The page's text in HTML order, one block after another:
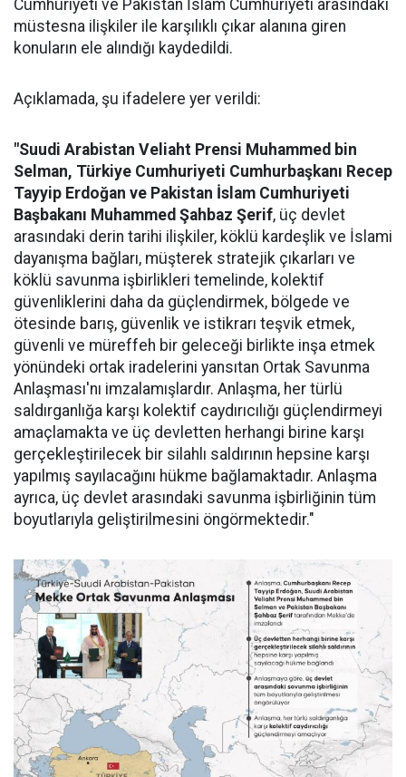
Cumhuriyeti ve Pakistan İslam Cumhuriyeti arasındaki
müstesna ilişkiler ile karşılıklı çıkar alanına giren
konuların ele alındığı kaydedildi.
Açıklamada, şu ifadelere yer verildi:
"Suudi Arabistan Veliaht Prensi Muhammed bin
Selman, Türkiye Cumhuriyeti Cumhurbaşkanı Recep
Tayyip Erdoğan ve Pakistan İslam Cumhuriyeti
Başbakanı Muhammed Şahbaz Şerif, üç devlet
arasındaki derin tarihi ilişkiler, köklü kardeşlik ve İslami
dayanışma bağları, müşterek stratejik çıkarları ve
köklü savunma işbirlikleri temelinde, kolektif
güvenliklerini daha da güçlendirmek, bölgede ve
ötesinde barış, güvenlik ve istikrarı teşvik etmek,
güvenli ve müreffeh bir geleceği birlikte inşa etmek
yönündeki ortak iradelerini yansıtan Ortak Savunma
Anlaşması'nı imzalamışlardır. Anlaşma, her türlü
saldırganlığa karşı kolektif caydırıcılığı güçlendirmeyi
amaçlamakta ve üç devletten herhangi birine karşı
gerçekleştirilecek bir silahlı saldırının hepsine karşı
yapılmış sayılacağını hükme bağlamaktadır. Anlaşma
ayrıca, üç devlet arasındaki savunma işbirliğinin tüm
boyutlarıyla geliştirilmesini öngörmektedir."